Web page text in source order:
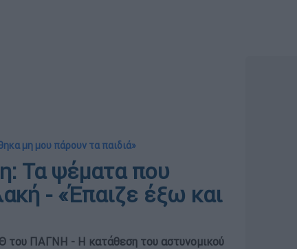
μη μου πάρουν τα παιδιά»
Τα ψέματα που
- «Έπαιζε έξω και
του ΠΑΓΝΗ - Η κατάθεση του αστυνομικού